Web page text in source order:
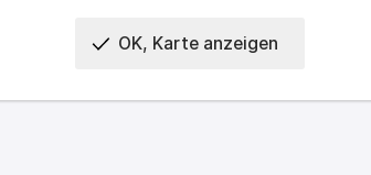
OK, Karte anzeigen